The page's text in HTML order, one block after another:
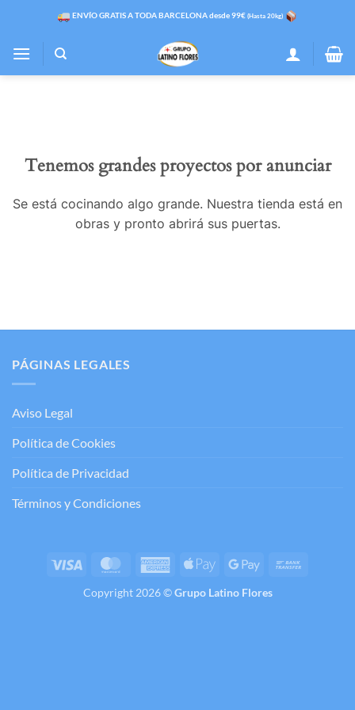
contenido
ENVÍO GRATIS A TODA BARCELONA desde 99€ (Hasta 20kg)
Tenemos grandes proyectos por anunciar
Se está cocinando algo grande. Nuestra tienda está en
obras y pronto abrirá sus puertas.
PÁGINAS LEGALES
Aviso Legal
Política de Cookies
Política de Privacidad
Términos y Condiciones
Visa MasterCardAmericanApple
Google
Copyright 2026 ©Grupo Latino Flores